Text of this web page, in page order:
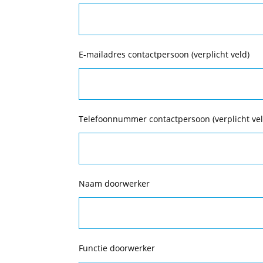
E-mailadres contactpersoon (verplicht veld)
Telefoonnummer contactpersoon (verplicht
Naam doorwerker
Functie doorwerker